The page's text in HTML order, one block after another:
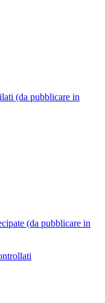
(da pubblicare in
(da pubblicare in